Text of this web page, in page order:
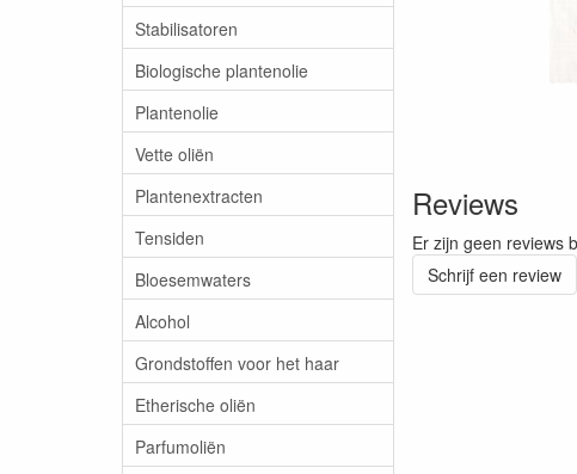
Stabilisatoren
Biologische plantenolie
Plantenolie
Vette oliën
Plantenextracten
Tensiden
Bloesemwaters
Alcohol
Grondstoffen voor het haar
Etherische oliën
Parfumoliën
Reviews
Er zijn geen reviews
Schrijf een review